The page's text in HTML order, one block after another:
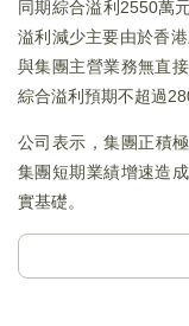
同期綜合溢利2550萬
溢利減少主要由於香
與集團主營業務無直
綜合溢利預期不超過
公司表示，集團正積
集團短期業績增速造
實基礎。